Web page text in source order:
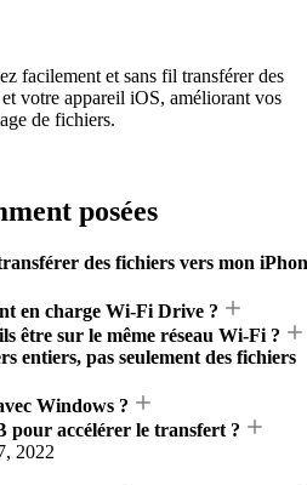
facilement et sans fil transférer des
votre appareil iOS, améliorant vos
de fichiers.
posées
des fichiers vers mon
en charge Wi-Fi Drive ?
être sur le même réseau Wi-Fi ?
entiers, pas seulement des fichiers
Windows ?
pour accélérer le transfert ?
2022